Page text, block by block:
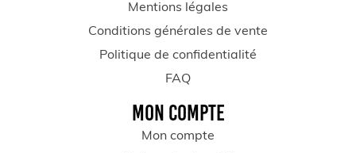
Mentions légales
Conditions générales de vente
Politique de confidentialité
FAQ
MON COMPTE
Mon compte